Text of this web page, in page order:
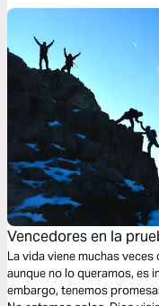
Vencedores en la
La vida viene muchas
aunque no lo queramos, es
embargo, tenemos